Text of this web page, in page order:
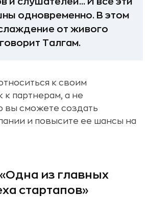
одновременно. В этом
от живого
Талгам.
к своим
к партнерам, а не
вы сможете создать
и повысите ее шансы на
из главных
стартапов»